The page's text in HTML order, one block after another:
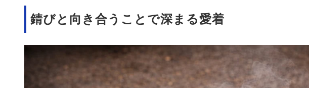
錆びと向き合うことで深まる愛着